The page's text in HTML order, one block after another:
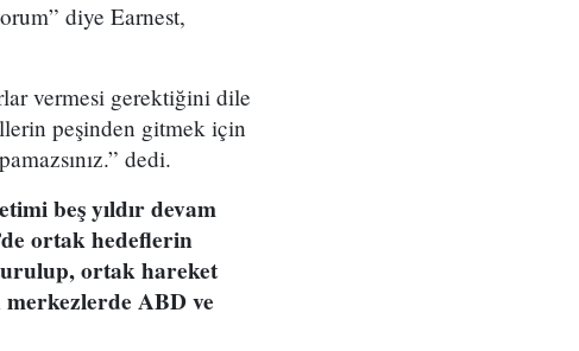
diye Earnest,
vermesi gerektiğini dile
peşinden gitmek için
dedi.
beş yıldır devam
ortak hedeflerin
ortak hareket
merkezlerde ABD ve